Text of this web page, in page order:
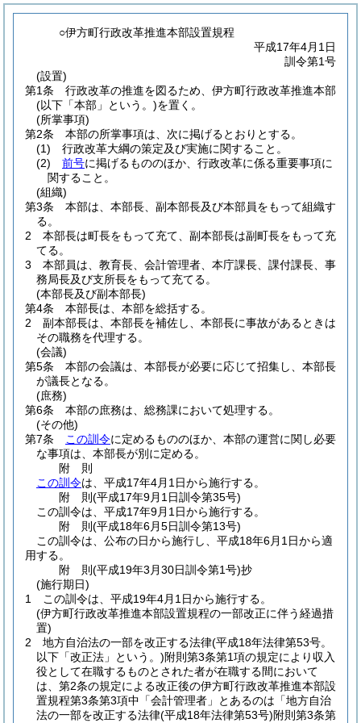
○伊方町行政改革推進本部設置規程
平成17年4月1日
訓令第1号
(設置)
第1条
行政改革の推進を図るため、伊方町行政改革推進本部
(以下「本部」という。)を置く。
(所掌事項)
第2条
本部の所掌事項は、次に掲げるとおりとする。
(1)
行政改革大綱の策定及び実施に関すること。
(2)
前号に掲げるもののほか、行政改革に係る重要事項に
関すること。
(組織)
第3条
本部は、本部長、副本部長及び本部員をもって組織す
る。
2
本部長は町長をもって充て、副本部長は副町長をもって充
てる。
3
本部員は、教育長、会計管理者、本庁課長、課付課長、事
務局長及び支所長をもって充てる。
(本部長及び副本部長)
第4条
本部長は、本部を総括する。
2
副本部長は、本部長を補佐し、本部長に事故があるときは
その職務を代理する。
(会議)
第5条
本部の会議は、本部長が必要に応じて招集し、本部長
が議長となる。
(庶務)
第6条
本部の庶務は、総務課において処理する。
(その他)
第7条
この訓令に定めるもののほか、本部の運営に関し必要
な事項は、本部長が別に定める。
附 則
この訓令は、平成17年4月1日から施行する。
附 則(平成17年9月1日訓令第35号)
この訓令は、平成17年9月1日から施行する。
附 則(平成18年6月5日訓令第13号)
この訓令は、公布の日から施行し、平成18年6月1日から適
用する。
附 則(平成19年3月30日訓令第1号)抄
(施行期日)
1
この訓令は、平成19年4月1日から施行する。
(伊方町行政改革推進本部設置規程の一部改正に伴う経過措
置)
2
地方自治法の一部を改正する法律(平成18年法律第53号。
以下「改正法」という。)附則第3条第1項の規定により収入
役として在職するものとされた者が在職する間において
は、第2条の規定による改正後の伊方町行政改革推進本部設
置規程第3条第3項中「会計管理者」とあるのは「地方自治
法の一部を改正する法律(平成18年法律第53号)附則第3条第